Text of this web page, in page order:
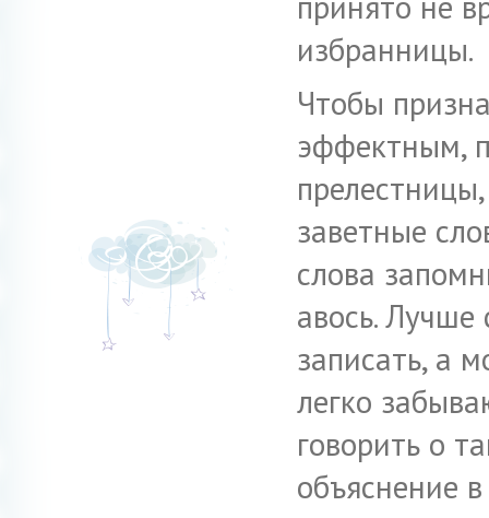
избранницы.
Чтобы
эффектным,
заветные
слова
авось. Лучше
записать, а
легко
говорить о
объяснение